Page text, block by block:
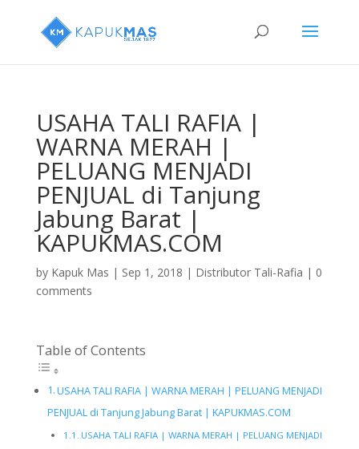
USAHA TALI RAFIA |
WARNA MERAH |
PELUANG MENJADI
PENJUAL di Tanjung
Jabung Barat |
KAPUKMAS.COM
by Kapuk Mas | Sep 1, 2018 | Distributor Tali-Rafia | 0
comments
Table of Contents
USAHA TALI RAFIA | WARNA MERAH | PELUANG MENJADI
PENJUAL di Tanjung Jabung Barat | KAPUKMAS.COM
USAHA TALI RAFIA | WARNA MERAH | PELUANG MENJADI